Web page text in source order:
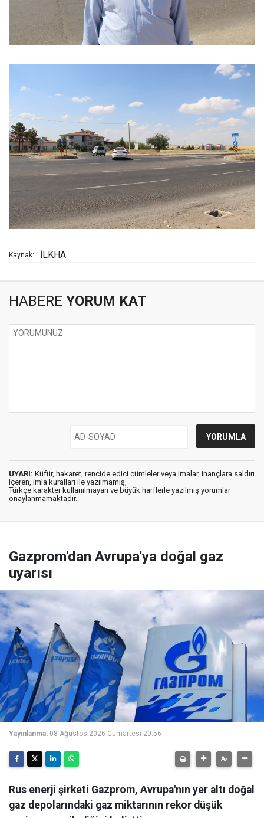
Kaynak: İLKHA
HABERE YORUM KAT
UYARI: Küfür, hakaret, rencide edici cümleler veya imalar, inançlara saldırı
içeren, imla kuralları ile yazılmamış,
Türkçe karakter kullanılmayan ve büyük harflerle yazılmış yorumlar
onaylanmamaktadır.
Gazprom'dan Avrupa'ya doğal gaz
uyarısı
Yayınlanma: 08 Ağustos 2026 Cumartesi 20:56
Rus enerji şirketi Gazprom, Avrupa'nın yer altı doğal
gaz depolarındaki gaz miktarının rekor düşük